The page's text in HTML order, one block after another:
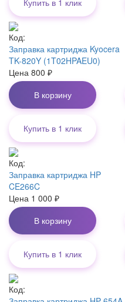
Код:
Заправка картриджа Kyocera
TK-820Y (1T02HPAEU0)
Цена 800 ₽
В корзину
Купить в 1 клик
Код:
Заправка картриджа HP
CE266C
Цена 1 000 ₽
В корзину
Купить в 1 клик
Код: